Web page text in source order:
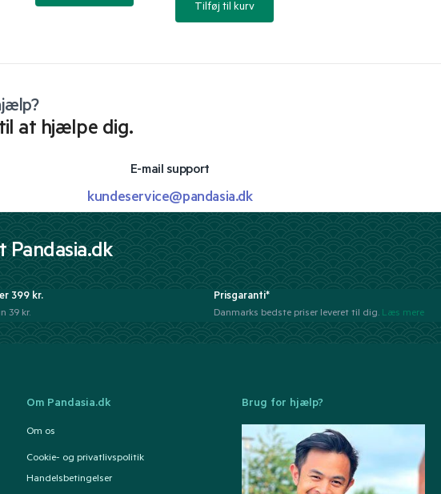
Tilføj til kurv
at hjælpe dig.
E-mail support
kundeservice@pandasia.dk
Pandasia.dk
399 kr.
39 kr.
Prisgaranti*
Danmarks bedste priser leveret til dig. Læs mere
Om Pandasia.dk
Om os
Cookie- og privatlivspolitik
Handelsbetingelser
Brug for hjælp?